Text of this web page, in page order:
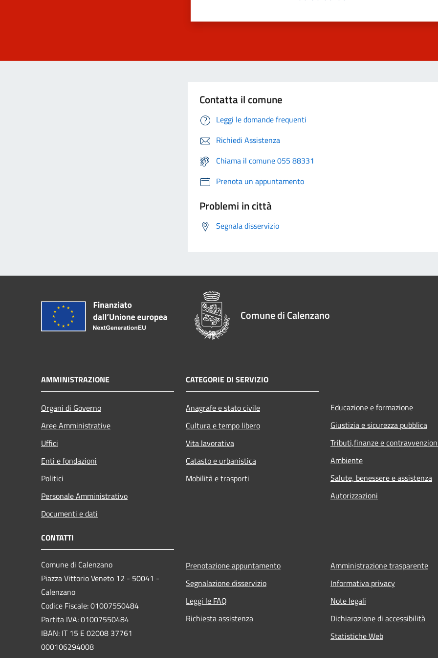
Contatta il comune
Leggi le domande frequenti
Richiedi Assistenza
Chiama il comune 055 88331
Prenota un appuntamento
Problemi in città
Segnala disservizio
Comune di Calenzano
AMMINISTRAZIONE
Organi di Governo
Aree Amministrative
Uffici
Enti e fondazioni
Politici
Personale Amministrativo
Documenti e dati
CATEGORIE DI SERVIZIO
Anagrafe e stato civile
Cultura e tempo libero
Vita lavorativa
Catasto e urbanistica
Mobilità e trasporti
Educazione e formazione
Giustizia e sicurezza pubblica
Tributi,finanze e
Ambiente
Salute, benessere e assistenza
Autorizzazioni
CONTATTI
Comune di Calenzano
Piazza Vittorio Veneto 12 - 50041 -
Calenzano
Codice Fiscale: 01007550484
Partita IVA: 01007550484
IBAN: IT 15 E 02008 37761
000106294008
Prenotazione appuntamento
Segnalazione disservizio
Leggi le FAQ
Richiesta assistenza
Amministrazione trasparente
Informativa privacy
Note legali
Dichiarazione di accessibilità
Statistiche Web